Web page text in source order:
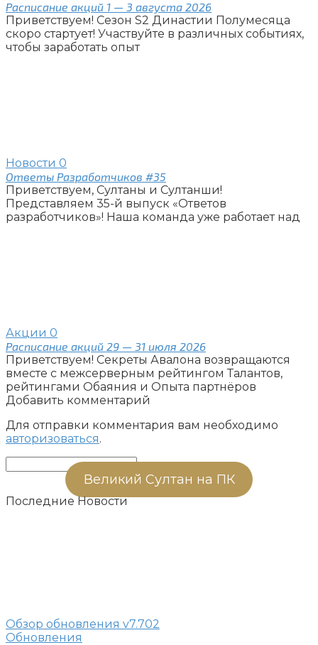
Расписание акций 1 — 3 августа 2026
Приветствуем! Сезон S2 Династии Полумесяца
скоро стартует! Участвуйте в различных событиях,
чтобы заработать опыт
Новости 0
Ответы Разработчиков #35
Приветствуем, Султаны и Султанши!
Представляем 35-й выпуск «Ответов
разработчиков»! Наша команда уже работает над
Акции 0
Расписание акций 29 — 31 июля 2026
Приветствуем! Секреты Авалона возвращаются
вместе с межсерверным рейтингом Талантов,
рейтингами Обаяния и Опыта партнёров
Добавить комментарий
Для отправки комментария вам необходимо
авторизоваться.
Великий Султан на ПК
Последние Новости
Обзор обновления v7.702
Обновления